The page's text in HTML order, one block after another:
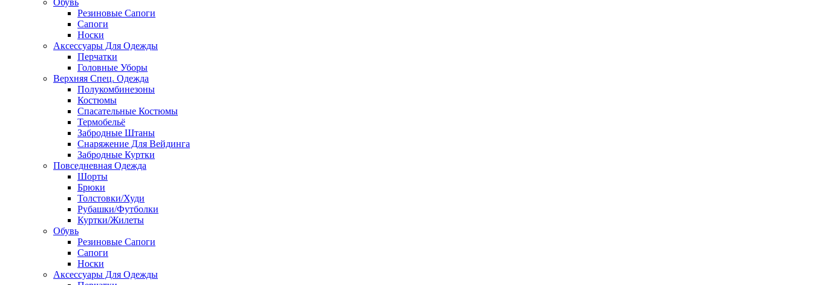
Обувь
Резиновые Сапоги
Сапоги
Носки
Аксессуары Для Одежды
Перчатки
Головные Уборы
Верхняя Спец. Одежда
Полукомбинезоны
Костюмы
Спасательные Костюмы
Термобельё
Забродные Штаны
Снаряжение Для Вейдинга
Забродные Куртки
Повседневная Одежда
Шорты
Брюки
Толстовки/Худи
Рубашки/Футболки
Куртки/Жилеты
Обувь
Резиновые Сапоги
Сапоги
Носки
Аксессуары Для Одежды